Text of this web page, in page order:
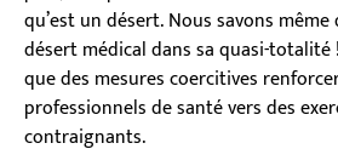
qu’est un désert. Nous savons
désert médical dans sa quasi-totalité
que des mesures coercitives
professionnels de santé vers des
contraignants.